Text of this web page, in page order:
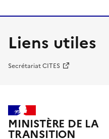
Liens utiles
Secrétariat CITES
MINISTÈRE DE LA
TRANSITION